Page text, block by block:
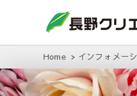
長野ク
Home インフォメー